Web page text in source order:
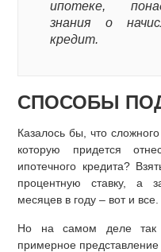
ипотеке,
знания о
кредит.
СПОСОБЫ
Казалось бы, что
которую придется
ипотечного кредита?
процентную ставку, а
месяцев в году – вот и все.
Но на самом деле так
примерное